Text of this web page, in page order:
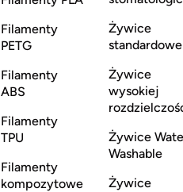
Filamenty
PETG
Filamenty
ABS
Filamenty
TPU
Filamenty
kompozytowe
Żywice
standardowe
Żywice
wysokiej
Żywice
Washable
Żywice